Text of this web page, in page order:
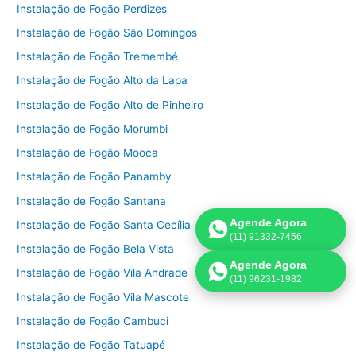
Instalação de Fogão Perdizes
Instalação de Fogão São Domingos
Instalação de Fogão Tremembé
Instalação de Fogão Alto da Lapa
Instalação de Fogão Alto de Pinheiro
Instalação de Fogão Morumbi
Instalação de Fogão Mooca
Instalação de Fogão Panamby
Instalação de Fogão Santana
Instalação de Fogão Santa Cecília
Instalação de Fogão Bela Vista
Instalação de Fogão Vila Andrade
Instalação de Fogão Vila Mascote
Instalação de Fogão Cambuci
Instalação de Fogão Tatuapé
Agende Agora
(11) 91332-7456
Agende Agora
(11) 96231-1982